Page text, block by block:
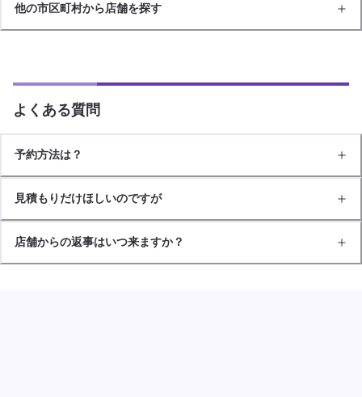
他の市区町村から店舗を探す
よくある質問
予約方法は？
見積もりだけほしいのですが
店舗からの返事はいつ来ますか？